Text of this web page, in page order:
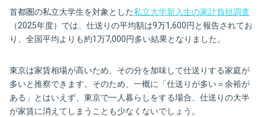
首都圏の私立大学生を対象とした私立大学新入生の家計負担調査
（2025年度）では、仕送りの平均額は9万1,600円と報告されてお
り、全国平均よりも約1万7,000円多い結果となりました。
東京は家賃相場が高いため、その分を加味して仕送りする家庭が
多いと推察できます。そのため、一概に「仕送りが多い＝余裕が
ある」とはいえず、東京で一人暮らしをする場合、仕送りの大半
が家賃に消えてしまうことも少なくないでしょう。